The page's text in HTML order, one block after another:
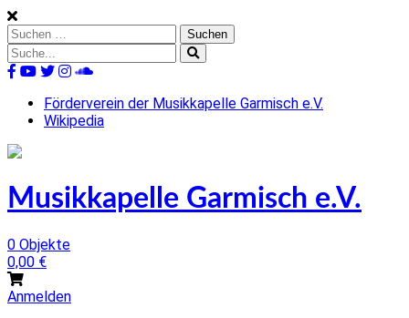
Skip
to
content
Suchen
nach:
Suche
nach:
Förderverein der Musikkapelle Garmisch e.V.
Wikipedia
Musikkapelle Garmisch e.V.
0 Objekte
0,00 €
Anmelden